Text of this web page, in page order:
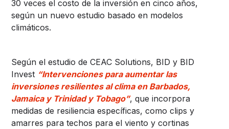
30 veces el costo de la inversión en cinco años,
según un nuevo estudio basado en modelos
climáticos.
Según el estudio de CEAC Solutions, BID y BID
Invest “Intervenciones para aumentar las
inversiones resilientes al clima en Barbados,
Jamaica y Trinidad y Tobago”, que incorpora
medidas de resiliencia específicas, como clips y
amarres para techos para el viento y cortinas